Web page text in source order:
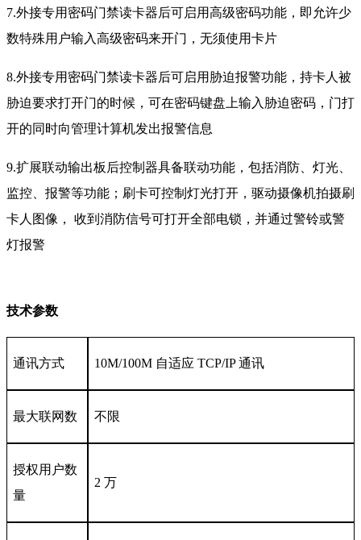
7.外接专用密码门禁读卡器后可启用高级密码功能，即允许少
数特殊用户输入高级密码来开门，无须使用卡片
8.外接专用密码门禁读卡器后可启用胁迫报警功能，持卡人被
胁迫要求打开门的时候，可在密码键盘上输入胁迫密码，门打
开的同时向管理计算机发出报警信息
9.扩展联动输出板后控制器具备联动功能，包括消防、灯光、
监控、报警等功能；刷卡可控制灯光打开，驱动摄像机拍摄刷
卡人图像， 收到消防信号可打开全部电锁，并通过警铃或警
灯报警
技术参数
通讯方式 10M/100M 自适应 TCP/IP 通讯
最大联网数 不限
授权用户数
量
2 万